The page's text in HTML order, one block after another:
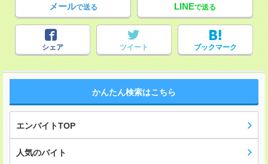
メールで送る LINEで送る
シェア ツイート ブックマーク
かんたん検索はこちら
エンバイトTOP
人気のバイト